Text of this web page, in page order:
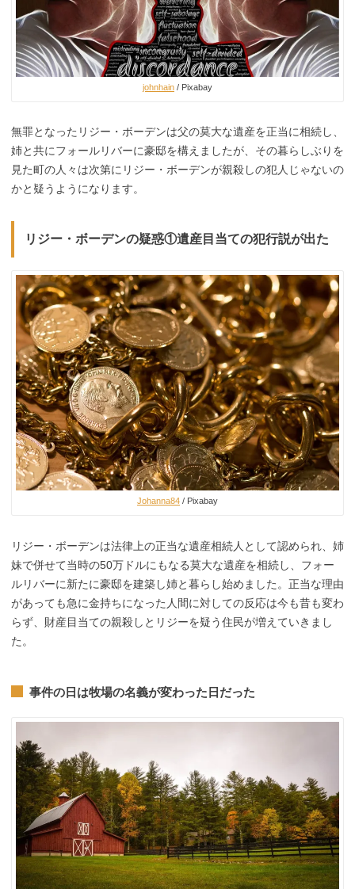
johnhain / Pixabay
無罪となったリジー・ボーデンは父の莫大な遺産を正当に相続し、
姉と共にフォールリバーに豪邸を構えましたが、その暮らしぶりを
見た町の人々は次第にリジー・ボーデンが親殺しの犯人じゃないの
かと疑うようになります。
リジー・ボーデンの疑惑①遺産目当ての犯行説が出た
Johanna84 / Pixabay
リジー・ボーデンは法律上の正当な遺産相続人として認められ、姉
妹で併せて当時の50万ドルにもなる莫大な遺産を相続し、フォー
ルリバーに新たに豪邸を建築し姉と暮らし始めました。正当な理由
があっても急に金持ちになった人間に対しての反応は今も昔も変わ
らず、財産目当ての親殺しとリジーを疑う住民が増えていきまし
た。
事件の日は牧場の名義が変わった日だった